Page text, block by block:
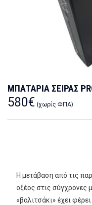
ΜΠΑΤΑΡΙΑ ΣΕΙΡΑΣ
580€ (χωρίς ΦΠΑ)
Η μετάβαση από τις
οξέος στις σύγχρονες
«βαλιτσάκι» έχει